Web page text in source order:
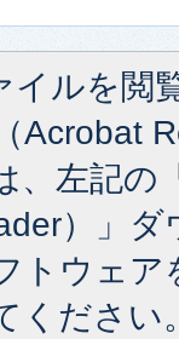
イルを閲
Acrobat
、左記の
）」
トウェア
ください